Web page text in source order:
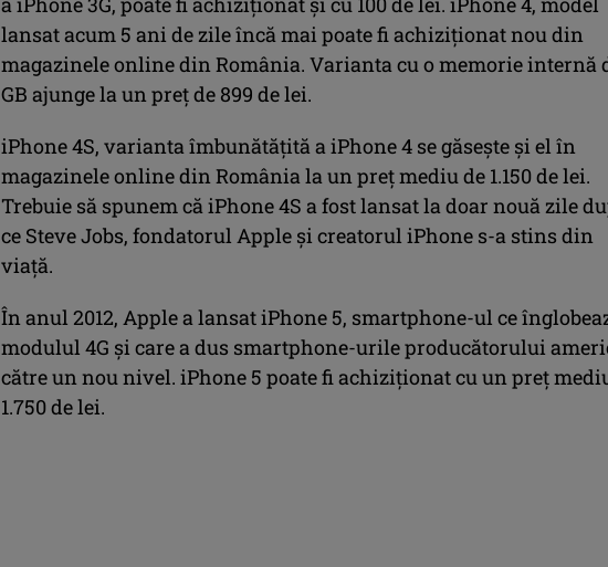
lansat acum 5 ani de zile încă mai poate fi achiziționat nou din
magazinele online din România. Varianta cu o memorie internă
GB ajunge la un preț de 899 de lei.
iPhone 4S, varianta îmbunătățită a iPhone 4 se găsește și el în
magazinele online din România la un preț mediu de 1.150 de lei.
Trebuie să spunem că iPhone 4S a fost lansat la doar nouă zile
ce Steve Jobs, fondatorul Apple și creatorul iPhone s-a stins din
viață.
În anul 2012, Apple a lansat iPhone 5, smartphone-ul ce
modulul 4G și care a dus smartphone-urile producătorului
către un nou nivel. iPhone 5 poate fi achiziționat cu un preț
1.750 de lei.